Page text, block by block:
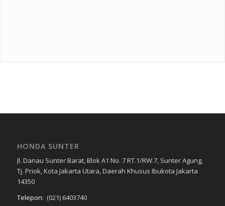
HONDA SUNTER
Jl. Danau Sunter Barat, Blok A1 No. 7 RT.1/RW.7, Sunter Agung,
Tj. Priok, Kota Jakarta Utara, Daerah Khusus Ibukota Jakarta
14350
Telepon: (021) 6403740